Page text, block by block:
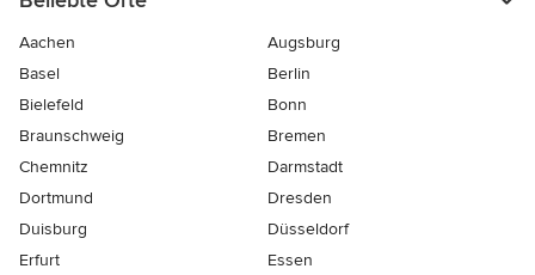
Aachen
Augsburg
Basel
Berlin
Bielefeld
Bonn
Braunschweig
Bremen
Chemnitz
Darmstadt
Dortmund
Dresden
Duisburg
Düsseldorf
Erfurt
Essen